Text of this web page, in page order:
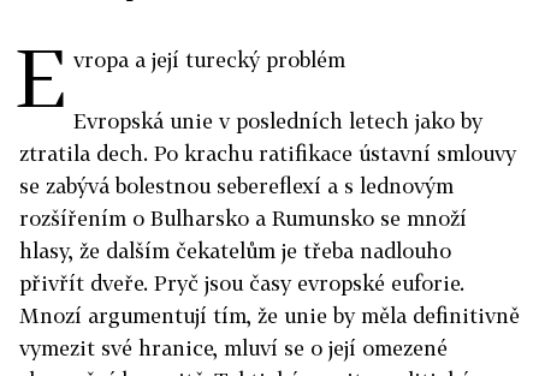
E vropa a její turecký problém
Evropská unie v posledních letech jako by
ztratila dech. Po krachu ratifikace ústavní smlouvy
se zabývá bolestnou sebereflexí a s lednovým
rozšířením o Bulharsko a Rumunsko se množí
hlasy, že dalším čekatelům je třeba nadlouho
přivřít dveře. Pryč jsou časy evropské euforie.
Mnozí argumentují tím, že unie by měla definitivně
vymezit své hranice, mluví se o její omezené